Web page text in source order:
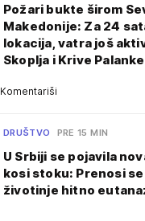
Požari bukte širom
Makedonije: Za 24
lokacija, vatra još
Skoplja i Krive Palanke
Komentariši
DRUŠTVO PRE 15 MIN
U Srbiji se pojavila
kosi stoku: Prenosi se
životinje hitno